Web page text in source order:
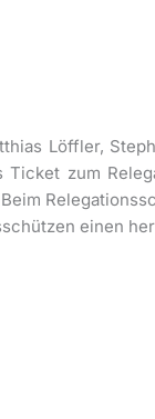
Löffler,
zum
einen